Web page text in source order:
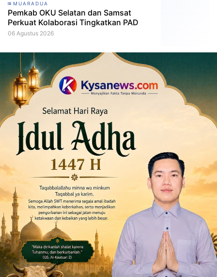
MUARADUA
Pemkab OKU Selatan dan Samsat
Perkuat Kolaborasi Tingkatkan PAD
06 Agustus 2026